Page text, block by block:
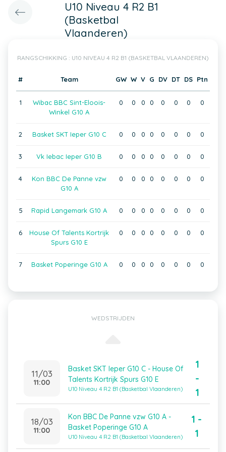
U10 Niveau 4 R2 B1
(Basketbal
Vlaanderen)
RANGSCHIKKING : U10 NIVEAU 4 R2 B1 (BASKETBAL VLAANDEREN)
# Team GW W V G DV DT DS Ptn
1
Wibac BBC Sint-Eloois-
Winkel G10 A
0 0 0 0 0 0 0 0
2 Basket SKT Ieper G10 C 0 0 0 0 0 0 0 0
3 Vk Iebac Ieper G10 B 0 0 0 0 0 0 0 0
4
Kon BBC De Panne vzw
G10 A
0 0 0 0 0 0 0 0
5 Rapid Langemark G10 A 0 0 0 0 0 0 0 0
6
House Of Talents Kortrijk
Spurs G10 E
0 0 0 0 0 0 0 0
7 Basket Poperinge G10 A 0 0 0 0 0 0 0 0
WEDSTRIJDEN
11/03
11:00
Basket SKT Ieper G10 C - House Of
Talents Kortrijk Spurs G10 E
U10 Niveau 4 R2 B1 (Basketbal Vlaanderen)
1
-
1
18/03
11:00
Kon BBC De Panne vzw G10 A -
Basket Poperinge G10 A
U10 Niveau 4 R2 B1 (Basketbal Vlaanderen)
1 -
1